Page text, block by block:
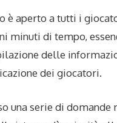
è aperto a tutti i
minuti di tempo,
delle
dei giocatori.
una serie di